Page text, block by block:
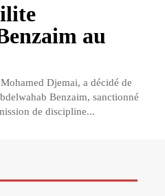
au
Djemai, a décidé de
Benzaim, sanctionné
de discipline...